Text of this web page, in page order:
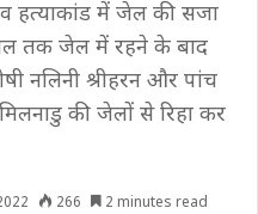
हत्याकांड में जेल की सजा
तक जेल में रहने के बाद
नलिनी श्रीहरन और पांच
की जेलों से रिहा कर
266 2 minutes read